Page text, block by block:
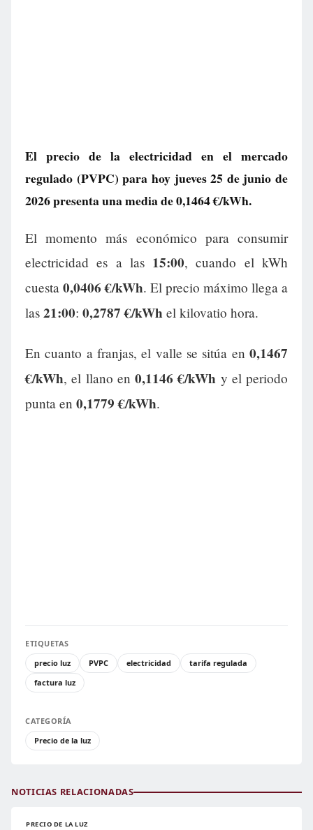
El precio de la electricidad en el mercado
regulado (PVPC) para hoy jueves 25 de junio de
2026 presenta una media de0,1464 €/kWh.
El momento más económico para consumir
electricidad es a las 15:00, cuando el kWh
cuesta 0,0406 €/kWh. El precio máximo llega a
las 21:00: 0,2787 €/kWh el kilovatio hora.
En cuanto a franjas, el valle se sitúa en 0,1467
€/kWh, el llano en 0,1146 €/kWh y el periodo
punta en 0,1779 €/kWh.
ETIQUETAS
precio luz
PVPC electricidad
tarifa regulada
factura luz
CATEGORÍA
Precio de la luz
NOTICIAS RELACIONADAS
PRECIO DE LA LUZ